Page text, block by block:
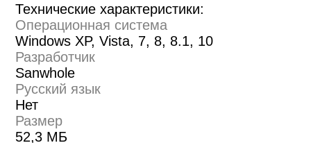
Технические характеристики:
Операционная система
Windows XP, Vista, 7, 8, 8.1, 10
Разработчик
Sanwhole
Русский язык
Нет
Размер
52,3 МБ